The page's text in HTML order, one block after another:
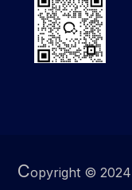
Copyright © 2024